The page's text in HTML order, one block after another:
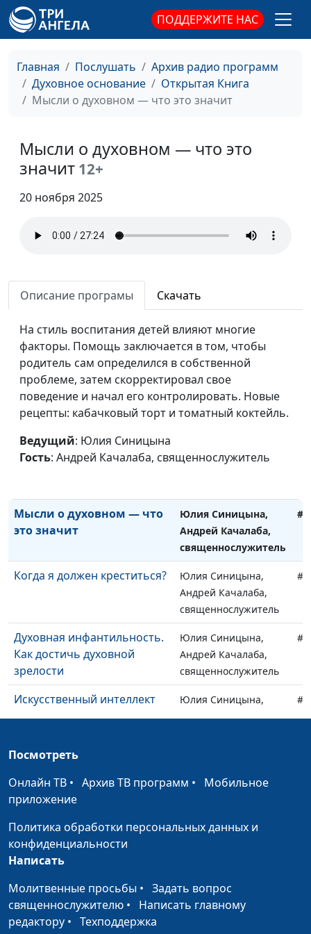
ПОДДЕРЖИТЕ НАС
Главная Послушать
Архив радио программ
Духовное основание
Открытая Книга
Мысли о духовном — что это значит
Мысли о духовном — что это
значит 12+
20 ноября 2025
Описание програмы Скачать
На стиль воспитания детей влияют многие
факторы. Помощь заключается в том, чтобы
родитель сам определился в собственной
проблеме, затем скорректировал свое
поведение и начал его контролировать. Новые
рецепты: кабачковый торт и томатный коктейль.
Ведущий: Юлия Синицына
Гость: Андрей Качалаба, священнослужитель
религиоведения
Каждый ли христианин
должен пережить гонения
за веру?
Юлия Синицына,
священнослужитель,
магистр
каким он должен быть?
Евгений Кафтанов,
Должна ли женщина-
Юлия Синицына,
религиоведения
Если умер близкий человек
Юлия Синицына,
Андрей Качалаба,
священнослужитель
Как пережить развод
Юлия Синицына,
Андрей Качалаба,
Зачем служить в церкви?
Юлия Синицына,
Андрей Качалаба,
Мысли о духовном — что
это значит
Юлия Синицына,
Андрей Качалаба,
священнослужитель
Когда я должен креститься?
Юлия Синицына,
Андрей Качалаба,
священнослужитель
Духовная инфантильность.
Как достичь духовной
зрелости
Юлия Синицына,
Андрей Качалаба,
священнослужитель
Искусственный интеллект
— благо или зло?
Юлия Синицына,
Александр Синицын,
Как ориентироваться среди
хаоса информации?
Александр Синицын,
Чем привлекают
конспирология и теория
заговора?
Юлия Синицына,
Почему верующие
увлекаются
конспирологией?
Юлия Синицына,
Александр Синицын,
Посмотреть
Онлайн ТВ • Архив ТВ программ • Мобильное
приложение
Политика обработки персональных данных и
конфиденциальности
Написать
Молитвенные просьбы • Задать вопрос
священнослужителю • Написать главному
редактору • Техподдержка